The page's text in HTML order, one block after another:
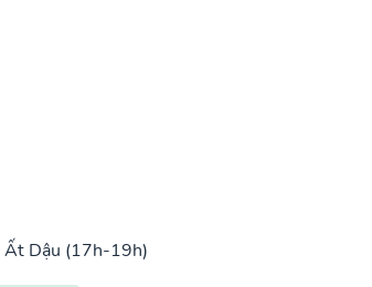
Ất Dậu (17h-19h)